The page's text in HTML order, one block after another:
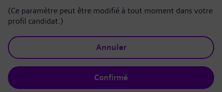
(Ce paramètre peut être modifié à tout moment dans votre
profil candidat.)
Annuler
Confirmé